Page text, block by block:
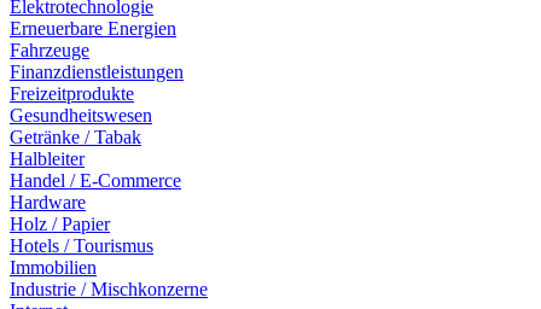
Elektrotechnologie
Erneuerbare Energien
Fahrzeuge
Finanzdienstleistungen
Freizeitprodukte
Gesundheitswesen
Getränke / Tabak
Halbleiter
Handel / E-Commerce
Hardware
Holz / Papier
Hotels / Tourismus
Immobilien
Industrie / Mischkonzerne